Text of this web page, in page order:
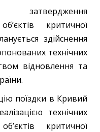
затвердження
критичної
здійснення
технічних
відновлення та
поїздки в Кривий
технічних
критичної